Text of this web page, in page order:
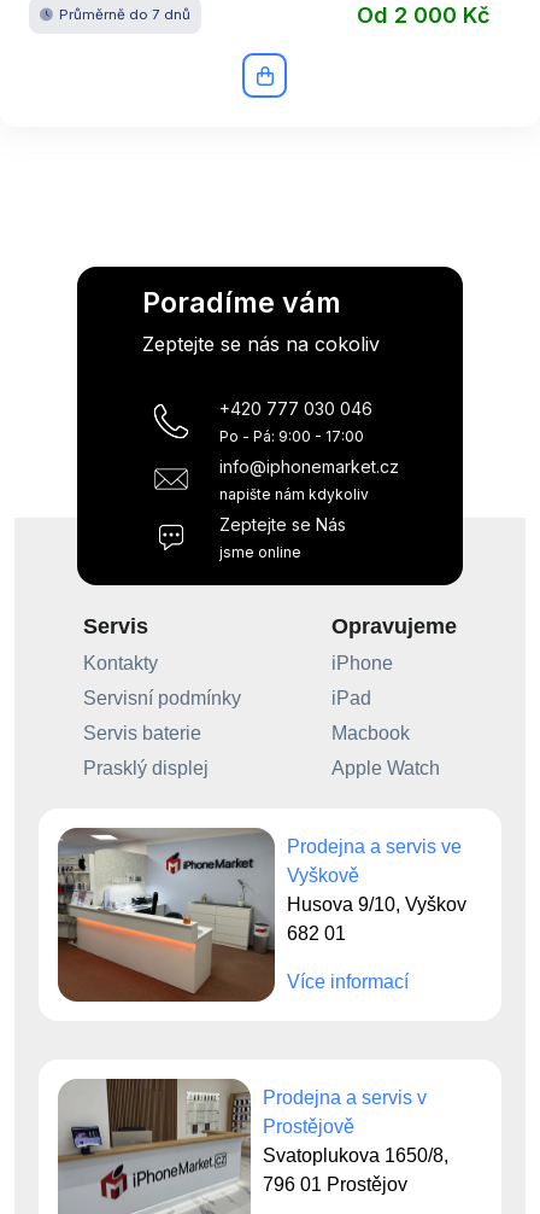
Průměrně do 7 dnů Od 2 000 Kč
Poradíme vám
Zeptejte se nás na cokoliv
+420 777 030 046
Po - Pá: 9:00 - 17:00
info@iphonemarket.cz
napište nám kdykoliv
Zeptejte se Nás
jsme online
Servis
Kontakty
Servisní podmínky
Servis baterie
Prasklý displej
Opravujeme
iPhone
iPad
Macbook
Apple Watch
Prodejna a servis ve
Vyškově
Husova 9/10, Vyškov
682 01
Více informací
Prodejna a servis v
Prostějově
Svatoplukova 1650/8,
796 01 Prostějov